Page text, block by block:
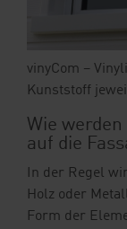
vinyCom –
Kunststoff
Wie
auf die
In der Regel
Holz oder
Form der